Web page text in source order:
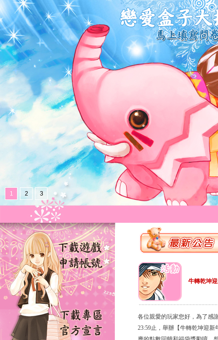
1 2 3
牛轉乾坤迎
各位親愛的玩家您好，為了感
23:59止，舉辦【牛轉乾坤迎